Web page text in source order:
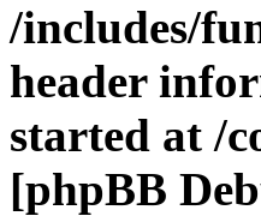
/includes/
header
started at /
[phpBB